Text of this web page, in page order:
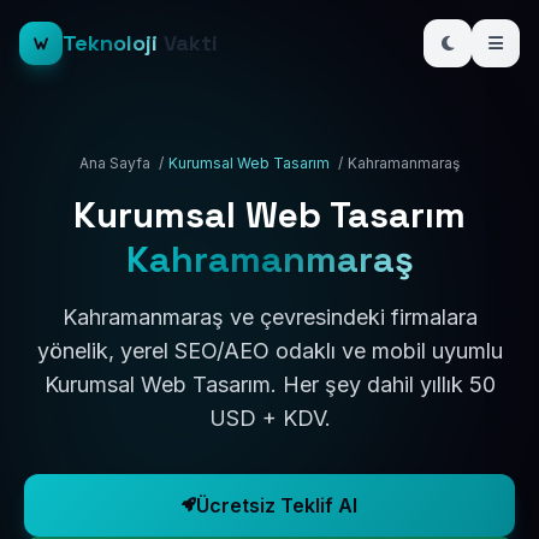
Teknoloji Vakti
Ana Sayfa / Kurumsal Web Tasarım / Kahramanmaraş
Kurumsal Web Tasarım
Kahramanmaraş
Kahramanmaraş ve çevresindeki firmalara
yönelik, yerel SEO/AEO odaklı ve mobil uyumlu
Kurumsal Web Tasarım. Her şey dahil yıllık 50
USD + KDV.
Ücretsiz Teklif Al